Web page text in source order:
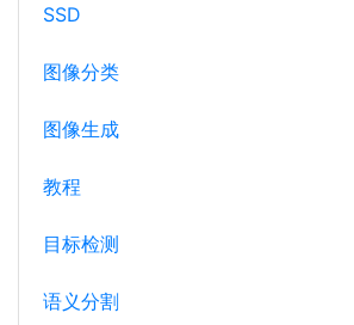
SSD
图像分类
图像生成
教程
目标检测
语义分割